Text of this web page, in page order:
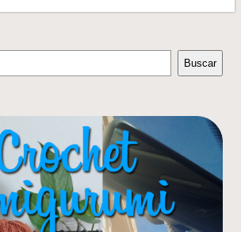
Buscar